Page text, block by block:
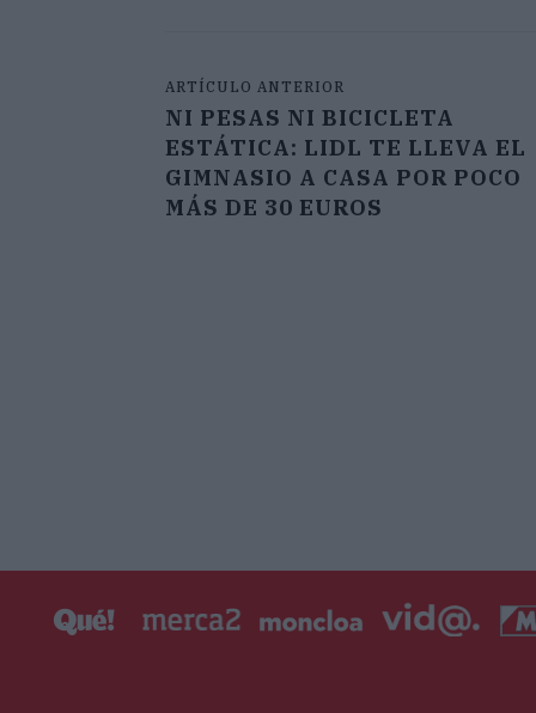
ARTÍCULO ANTERIOR
NI PESAS NI BICICLETA
ESTÁTICA: LIDL TE LLEVA EL
GIMNASIO A CASA POR POCO
MÁS DE 30 EUROS